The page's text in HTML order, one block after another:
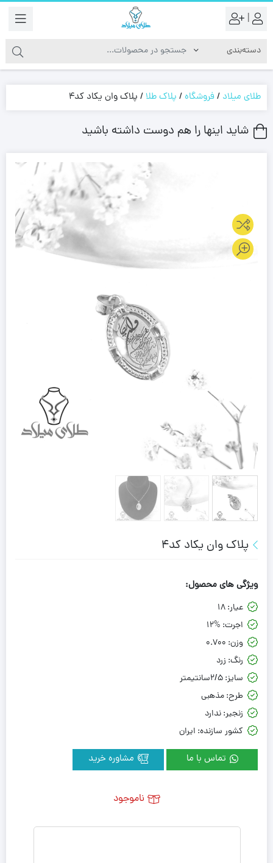
|
طلای میلاد /فروشگاه/ پلاک طلا/ پلاک وان یکاد کد4
شاید اینها را هم دوست داشته باشید
پلاک وان یکاد کد4
ویژگی های محصول:
عیار:18
اجرت: 12%
وزن: 0.700
رنگ: زرد
سایز:2/5سانتیمتر
طرح:مذهبی
زنجیر:ندارد
کشور سازنده: ایران
تماس با ما
ناموجود